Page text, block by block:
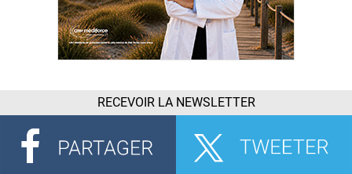
RECEVOIR LA NEWSLETTER